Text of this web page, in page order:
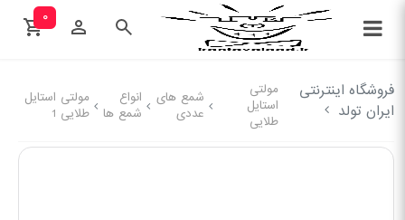
۰
فروشگاه اینترنتی
ایران تولد
مولتی
استایل
طلایی
شمع های
عددی
انواع
شمع ها
مولتی استایل
طلایی 1